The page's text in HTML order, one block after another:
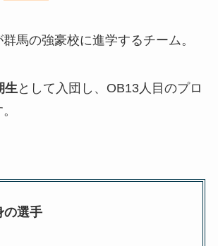
馬の強豪校に進学するチーム。
生として入団し、OB13人目のプロ
の選手